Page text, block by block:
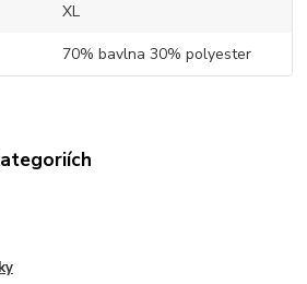
XL
70% bavlna 30% polyester